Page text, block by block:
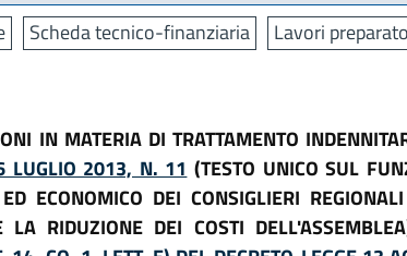
Scheda tecnico-finanziaria Lavori
IN MATERIA DI TRATTAMENTO
LUGLIO 2013, N. 11 (TESTO UNICO SUL
ECONOMICO DEI CONSIGLIERI
RIDUZIONE DEI COSTI